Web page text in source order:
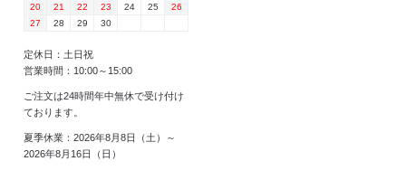
20
21 22 23 24 25
26
27
28 29 30
定休日：土日祝
営業時間：10:00～15:00
ご注文は24時間年中無休で受け付け
ております。
夏季休業：2026年8月8日（土）～
2026年8月16日（日）